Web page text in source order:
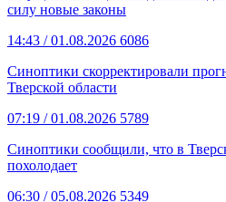
силу новые законы
14:43 / 01.08.2026 6086
Синоптики скорректировали
Тверской области
07:19 / 01.08.2026 5789
Синоптики сообщили, что в
похолодает
06:30 / 05.08.2026 5349